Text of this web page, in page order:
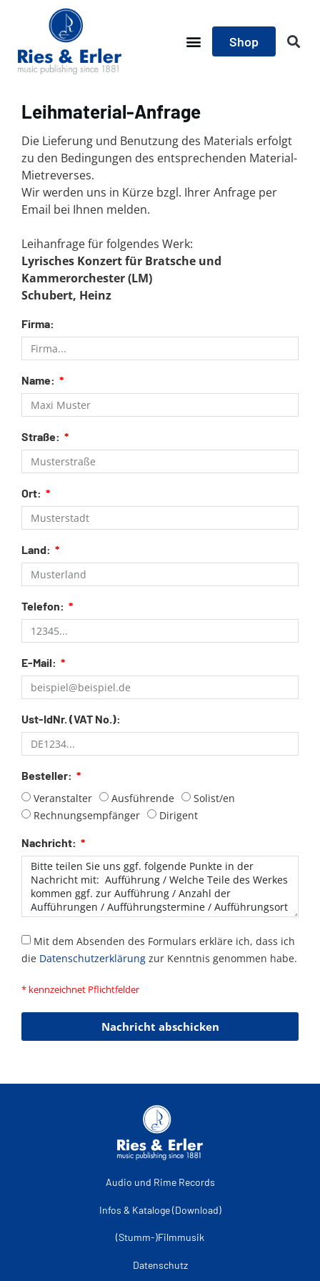
Shop
Leihmaterial-Anfrage
Die Lieferung und Benutzung des Materials erfolgt
zu den Bedingungen des entsprechenden Material-
Mietreverses.
Wir werden uns in Kürze bzgl. Ihrer Anfrage per
Email bei Ihnen melden.
Leihanfrage für folgendes Werk:
Lyrisches Konzert für Bratsche und
Kammerorchester (LM)
Schubert, Heinz
Firma:
Name:
Straße:
Ort:
Land:
Telefon:
E-Mail:
Ust-IdNr. (VAT No.):
Besteller:
Veranstalter
Ausführende
Solist/en
Rechnungsempfänger
Dirigent
Nachricht:
Mit dem Absenden des Formulars erkläre ich, dass ich
die Datenschutzerklärung zur Kenntnis genommen habe.
* kennzeichnet Pflichtfelder
Nachricht abschicken
Audio und Rime Records
Infos & Kataloge (Download)
(Stumm-)Filmmusik
Datenschutz